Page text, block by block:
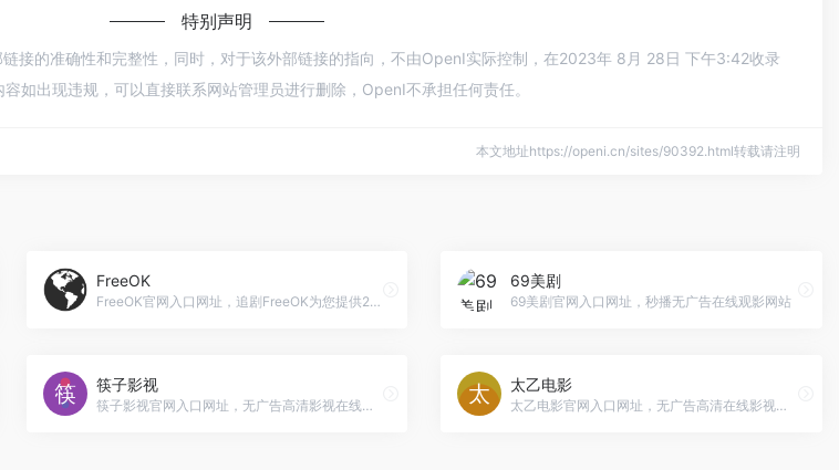
特别声明
接的准确性和完整性，同时，对于该外部链接的指向，不由OpenI实际控制，在2023年 8月 28日 下午3:42收录
如出现违规，可以直接联系网站管理员进行删除，OpenI不承担任何责任。
本文地址https://openi.cn/sites/90392.html转载请注明
FreeOK
FreeOK官网入口网址，追剧FreeOK为您提供2023最新电视剧、最新电影、动漫番剧、学习课程，蓝光视频免费在线观看服务，无广告不卡，每天第一时间更新！
69美剧
69美剧官网入口网址，秒播无广告在线观影网站
筷子影视
筷子影视官网入口网址，无广告高清影视在线观影
太乙电影
太乙电影官网入口网址，无广告高清在线影视网站